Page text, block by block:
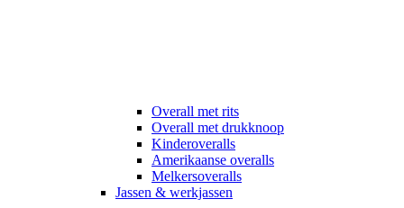
Overall met rits
Overall met drukknoop
Kinderoveralls
Amerikaanse overalls
Melkersoveralls
Jassen & werkjassen